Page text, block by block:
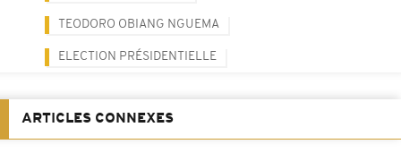
TEODORO OBIANG NGUEMA
ELECTION PRÉSIDENTIELLE
ARTICLES CONNEXES